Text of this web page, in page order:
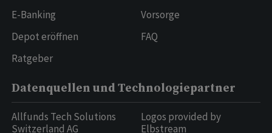
E-Banking
Depot eröffnen
Ratgeber
Vorsorge
FAQ
Datenquellen und Technologiepartner
Allfunds Tech Solutions
Switzerland AG
Logos provided by
Elbstream